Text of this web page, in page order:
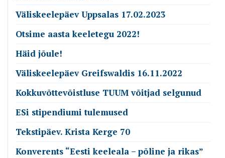
Väliskeelepäev Uppsalas 17.02.2023
Otsime aasta keeletegu 2022!
Häid jõule!
Väliskeelepäev Greifswaldis 16.11.2022
Kokkuvõttevõistluse TUUM võitjad selgunud
ESi stipendiumi tulemused
Tekstipäev. Krista Kerge 70
Konverents “Eesti keeleala – põline ja rikas”